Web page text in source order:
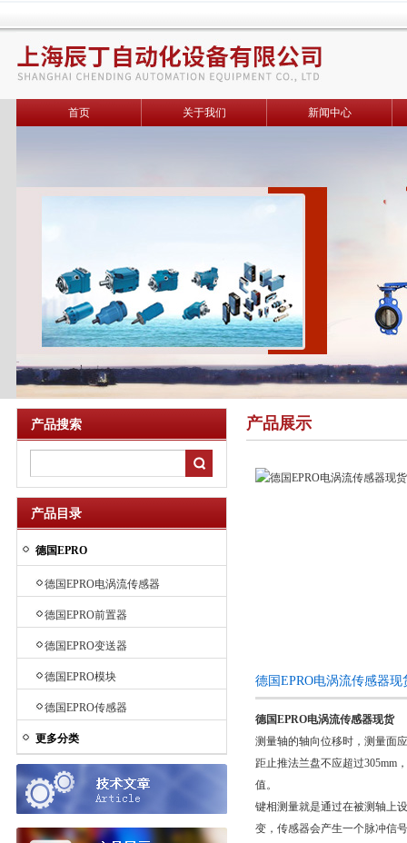
首页 关于我们 新闻中心
产品搜索
产品目录
德国EPRO
德国EPRO电涡流传感器
德国EPRO前置器
德国EPRO变送器
德国EPRO模块
德国EPRO传感器
更多分类
产品展示
德国EPRO电涡流传感器
德国EPRO电涡流传感器现货
测量轴的轴向位移时，测量面
距止推法兰盘不应超过305mm
值。
键相测量就是通过在被测轴上
变，传感器会产生一个脉冲信